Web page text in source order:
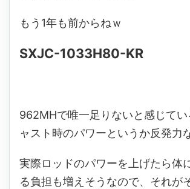
もう1年も前からねｗ
SXJC-1033H80-KR
962MHで唯一足りないと感じてい
ャスト時のパワーというか反発力
実際ロッドのパワーを上げたら体
る負担も増えそうなので、それが